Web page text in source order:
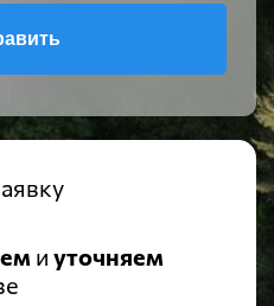
и уточняем